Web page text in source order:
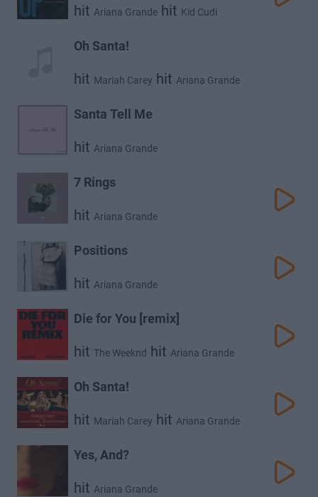
hit Ariana Grande hit Kid Cudi
Oh Santa!
hit Mariah Carey hit Ariana Grande
Santa Tell Me
hit Ariana Grande
7 Rings
hit Ariana Grande
Positions
hit Ariana Grande
Die for You [remix]
hit The Weeknd hit Ariana Grande
Oh Santa!
hit Mariah Carey hit Ariana Grande
Yes, And?
hit Ariana Grande